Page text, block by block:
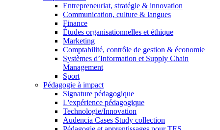
Entrepreneuriat, stratégie & innovation
Communication, culture & langues
Finance
Études organisationnelles et éthique
Marketing
Comptabilité, contrôle de gestion & économie
Systèmes d’Information et Supply Chain
Management
Sport
Pédagogie à impact
Signature pédagogique
L'expérience pédagogique
Technologie/Innovation
Audencia Cases Study collection